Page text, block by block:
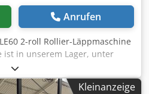
Anrufen
2-roll Rollier-Läppmaschine
ist in unserem Lager, unter
Wir koennen "know-how"
Djdpfxjzbx Dce Akvjwa
Kleinanzeige